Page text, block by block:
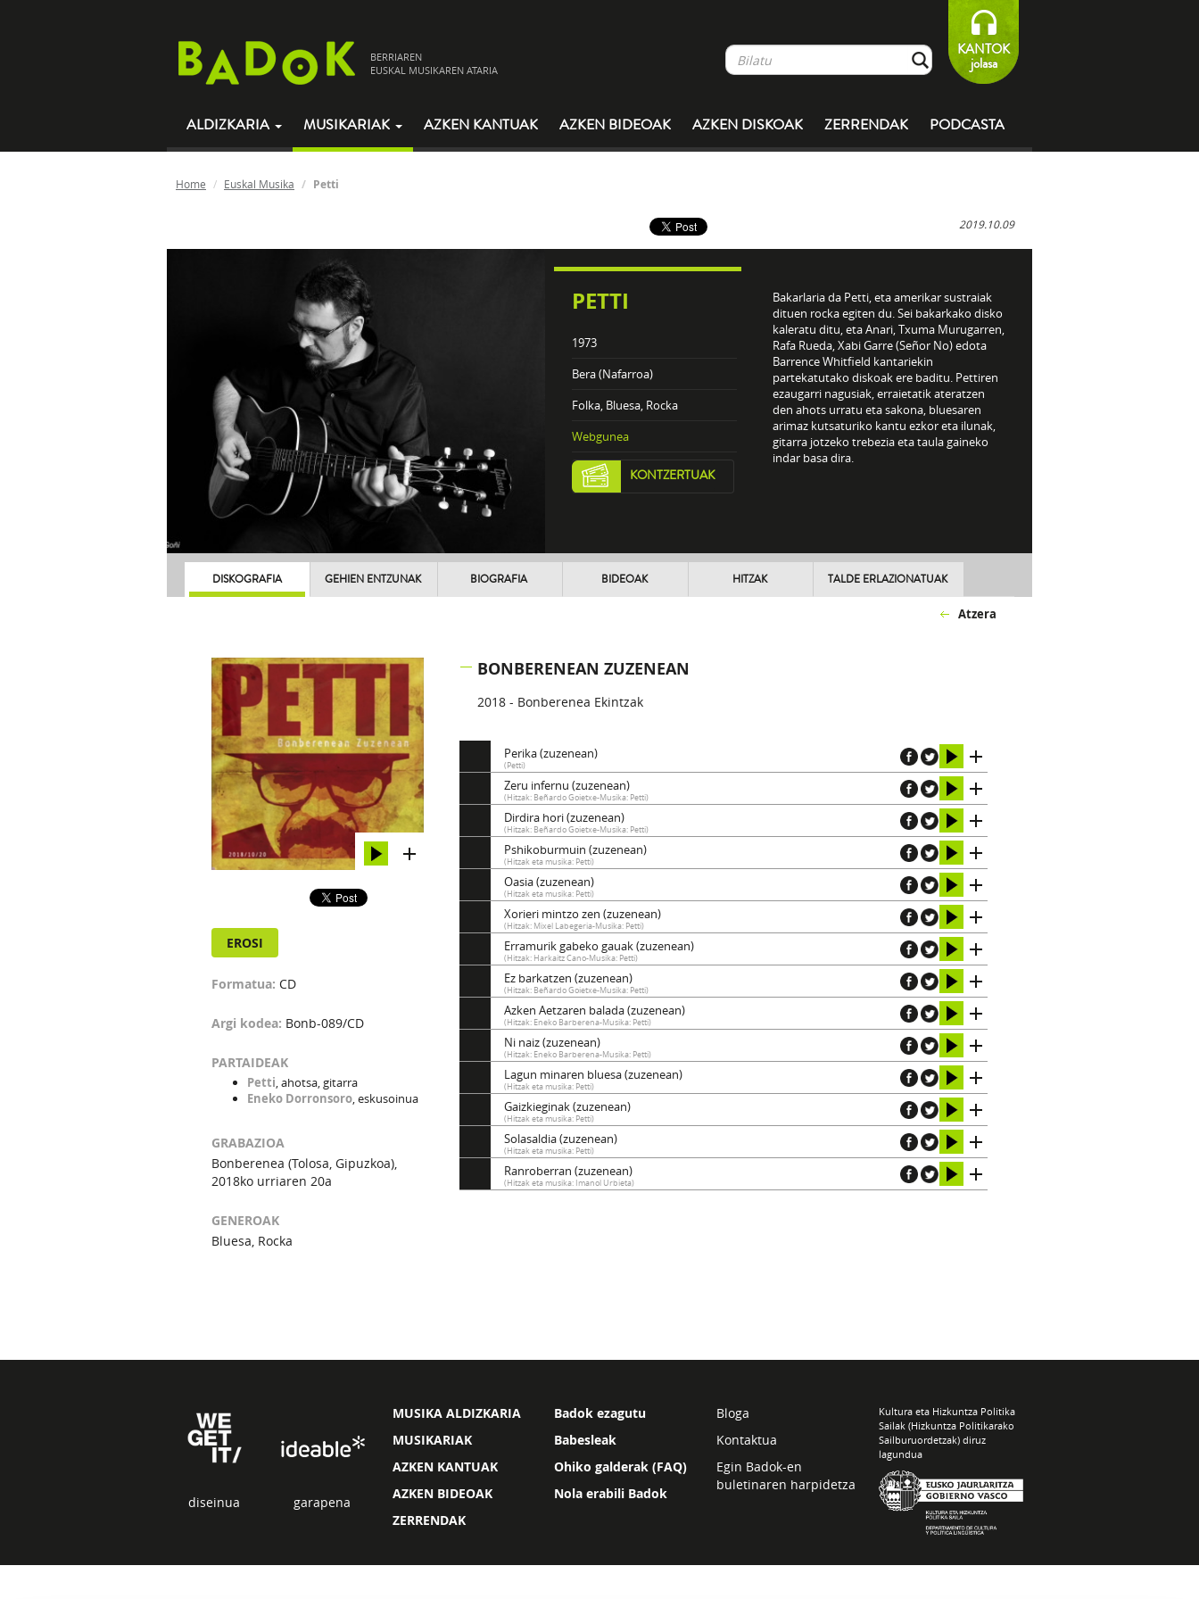
BERRIAREN
EUSKAL MUSIKAREN ATARIA
KANTOK
jolasa
ALDIZKARIA MUSIKARIAK AZKEN KANTUAK AZKEN BIDEOAK AZKEN DISKOAK ZERRENDAK PODCASTA
Home Euskal Musika Petti
2019.10.09
PETTI
1973
Bera (Nafarroa)
Folka, Bluesa, Rocka
Webgunea
KONTZERTUAK
Bakarlaria da Petti, eta amerikar sustraiak
dituen rocka egiten du. Sei bakarkako disko
kaleratu ditu, eta Anari, Txuma Murugarren,
Rafa Rueda, Xabi Garre (Señor No) edota
Barrence Whitfield kantariekin
partekatutako diskoak ere baditu. Pettiren
ezaugarri nagusiak, erraietatik ateratzen
den ahots urratu eta sakona, bluesaren
arimaz kutsaturiko kantu ezkor eta ilunak,
gitarra jotzeko trebezia eta taula gaineko
indar basa dira.
DISKOGRAFIA GEHIEN ENTZUNAK BIOGRAFIA BIDEOAK HITZAK TALDE ERLAZIONATUAK
Atzera
EROSI
Formatua: CD
Argi kodea: Bonb-089/CD
PARTAIDEAK
Petti, ahotsa, gitarra
Eneko Dorronsoro, eskusoinua
GRABAZIOA
Bonberenea (Tolosa, Gipuzkoa),
2018ko urriaren 20a
GENEROAK
Bluesa, Rocka
BONBERENEAN ZUZENEAN
2018 - Bonberenea Ekintzak
Perika (zuzenean)
(Petti)
Zeru infernu (zuzenean)
(Hitzak: Beñardo Goietxe-Musika: Petti)
Dirdira hori (zuzenean)
(Hitzak: Beñardo Goietxe-Musika: Petti)
Pshikoburmuin (zuzenean)
(Hitzak eta musika: Petti)
Oasia (zuzenean)
(Hitzak eta musika: Petti)
Xorieri mintzo zen (zuzenean)
(Hitzak: Mixel Labegeria-Musika: Petti)
Erramurik gabeko gauak (zuzenean)
(Hitzak: Harkaitz Cano-Musika: Petti)
Ez barkatzen (zuzenean)
(Hitzak: Beñardo Goietxe-Musika: Petti)
Azken Aetzaren balada (zuzenean)
(Hitzak: Eneko Barberena-Musika: Petti)
Ni naiz (zuzenean)
(Hitzak: Eneko Barberena-Musika: Petti)
Lagun minaren bluesa (zuzenean)
(Hitzak eta musika: Petti)
Gaizkieginak (zuzenean)
(Hitzak eta musika: Petti)
Solasaldia (zuzenean)
(Hitzak eta musika: Petti)
Ranroberran (zuzenean)
(Hitzak eta musika: Imanol Urbieta)
diseinua garapena
MUSIKA ALDIZKARIA
MUSIKARIAK
AZKEN KANTUAK
AZKEN BIDEOAK
ZERRENDAK
Badok ezagutu
Babesleak
Ohiko galderak (FAQ)
Nola erabili Badok
Bloga
Kontaktua
Egin Badok-en
buletinaren harpidetza
Kultura eta Hizkuntza Politika
Sailak (Hizkuntza Politikarako
Sailburuordetzak) diruz
lagundua